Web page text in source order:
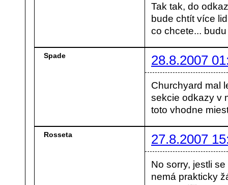
Tak tak, do
bude chtít více
co chcete...
Spade 28.8.2007
Churchyard mal
sekcie odkazy v
toto vhodne
Rosseta 27.8.2007
No sorry, jestli
nemá prakticky